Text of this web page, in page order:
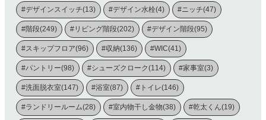
#デザインスイッチ(13) #デザイン水栓(4) #ニッチ(47)
#階段(249) #リビング階段(202) #デザイン階段(95)
#スキップフロア(96) #収納(136) #WIC(41)
#パントリー(98) #シューズクローク(114) #家事室(3)
#洗面脱衣室(147) #浴室(87) #トイレ(146)
#ランドリールーム(28) #室内物干し金物(38) #乾太くん(19)